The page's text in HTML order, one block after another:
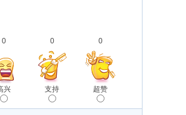
0
兴
0
支持
0
超赞